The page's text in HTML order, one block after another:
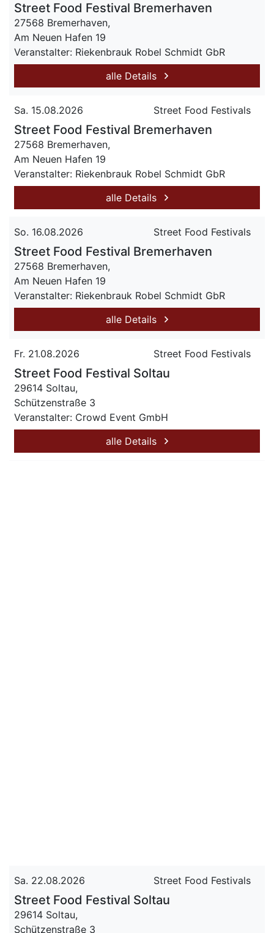
Street Food Festival Bremerhaven
27568 Bremerhaven,
Am Neuen Hafen 19
Veranstalter: Riekenbrauk Robel Schmidt GbR
alle Details
Sa. 15.08.2026 Street Food Festivals
Street Food Festival Bremerhaven
27568 Bremerhaven,
Am Neuen Hafen 19
Veranstalter: Riekenbrauk Robel Schmidt GbR
alle Details
So. 16.08.2026 Street Food Festivals
Street Food Festival Bremerhaven
27568 Bremerhaven,
Am Neuen Hafen 19
Veranstalter: Riekenbrauk Robel Schmidt GbR
alle Details
Fr. 21.08.2026 Street Food Festivals
Street Food Festival Soltau
29614 Soltau,
Schützenstraße 3
Veranstalter: Crowd Event GmbH
alle Details
Sa. 22.08.2026 Street Food Festivals
Street Food Festival Soltau
29614 Soltau,
Schützenstraße 3